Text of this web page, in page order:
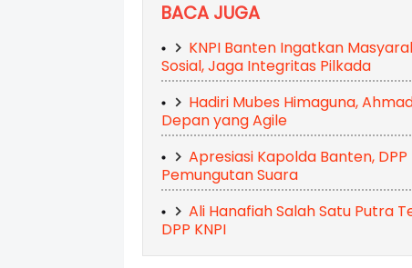
BACA JUGA
KNPI Banten Ingatkan
Sosial, Jaga Integritas Pilkada
Hadiri Mubes Himaguna,
Depan yang Agile
Apresiasi Kapolda Banten,
Pemungutan Suara
Ali Hanafiah Salah Satu Putra
DPP KNPI